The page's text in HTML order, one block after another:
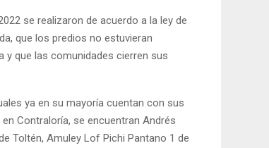
se realizaron de acuerdo a la ley de
que los predios no estuvieran
y que las comunidades cierren sus
ya en su mayoría cuentan con sus
Contraloría, se encuentran Andrés
Toltén, Amuley Lof Pichi Pantano 1 de